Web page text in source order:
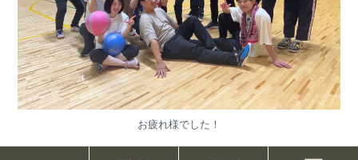
お疲れ様でした！